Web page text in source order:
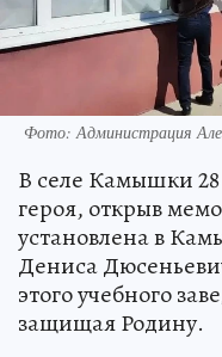
Фото: Администрация
В селе Камышки
героя, открыв
установлена в
Дениса
этого учебного
защищая Родину.